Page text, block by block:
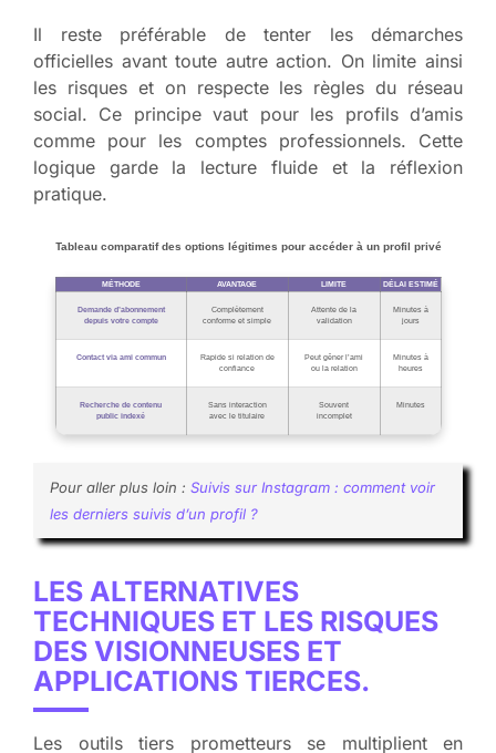
Il reste préférable de tenter les démarches
officielles avant toute autre action. On limite ainsi
les risques et on respecte les règles du réseau
social. Ce principe vaut pour les profils d’amis
comme pour les comptes professionnels. Cette
logique garde la lecture fluide et la réflexion
pratique.
Tableau comparatif des options légitimes pour accéder à un profil privé
MÉTHODE AVANTAGE LIMITE DÉLAI ESTIMÉ
Demande d’abonnement
depuis votre compte
Complètement
conforme et simple
Attente de la
validation
Minutes à
jours
Contact via ami commun
Rapide si relation de
confiance
Peut gêner l’ami
ou la relation
Minutes à
heures
Recherche de contenu
public indexé
Sans interaction
avec le titulaire
Souvent
incomplet
Minutes
Pour aller plus loin : Suivis sur Instagram : comment voir
les derniers suivis d’un profil ?
LES ALTERNATIVES
TECHNIQUES ET LES RISQUES
DES VISIONNEUSES ET
APPLICATIONS TIERCES.
Les outils tiers prometteurs se multiplient en